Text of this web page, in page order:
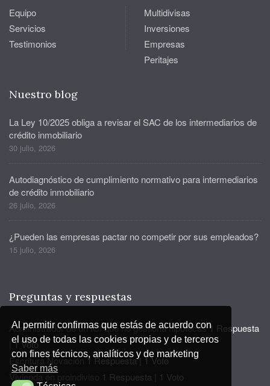
Al permitir confirmas que estás de acuerdo con
el uso de todas las cookies propias y de terceros
con fines técnicos, analíticos y de marketing
Saber más
Equipo
Servicios
Testimonios
Multidivisas
Inversiones
Empresas
Peritajes
Nuestro blog
La Ley 10/2025 obliga a revisar el SAC de los intermediarios de
crédito inmobiliario
30 julio, 2026
Autodiagnóstico de cumplimiento normativo para intermediarios
de crédito inmobiliario
26 julio, 2026
¿Pueden las empresas pactar no competir por sus empleados?
15 julio, 2026
Preguntas y respuestas
Administrador de un ICI que no gestiona hipotecas 1 Respuesta
|1 Voto
Escritura Novación1 Respuesta|1 Voto
Vivienda en proindiviso
1 Respuesta 1 Voto